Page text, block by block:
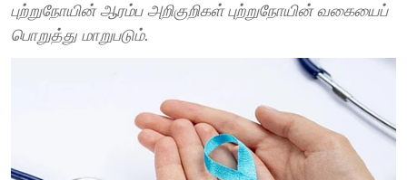
புற்றுநோயின் ஆரம்ப அறிகுறிகள் புற்றுநோயின் வகையைப்
பொறுத்து மாறுபடும்.